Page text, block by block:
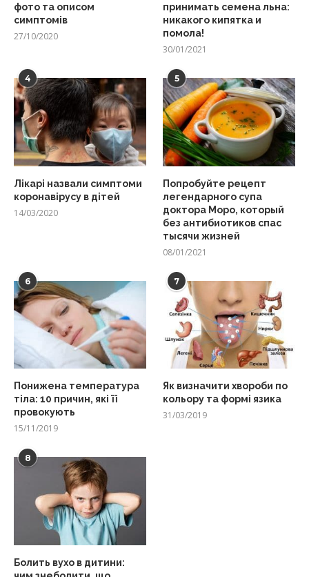
фото та описом
симптомів
27/10/2020
принимать семена льна:
никакого кипятка и
помола!
30/01/2021
4
Лікарі назвали симптоми
коронавірусу в дітей
14/03/2020
5
Попробуйте рецепт
легендарного супа
доктора Моро, который
без антибиотиков спас
тысячи жизней
08/01/2021
6
Понижена температура
тіла: 10 причин, які її
провокують
15/11/2019
7
Як визначити хвороби по
кольору та формі язика
31/03/2019
8
Болить вухо в дитини: